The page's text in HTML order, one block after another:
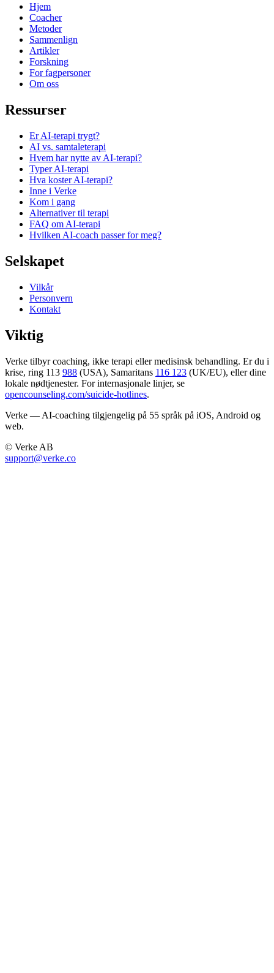
Hjem
Coacher
Metoder
Sammenlign
Artikler
Forskning
For fagpersoner
Om oss
Ressurser
Er AI-terapi trygt?
AI vs. samtaleterapi
Hvem har nytte av AI-terapi?
Typer AI-terapi
Hva koster AI-terapi?
Inne i Verke
Kom i gang
Alternativer til terapi
FAQ om AI-terapi
Hvilken AI-coach passer for meg?
Selskapet
Vilkår
Personvern
Kontakt
Viktig
Verke tilbyr coaching, ikke terapi eller medisinsk behandling. Er du i
krise, ring 113 988 (USA), Samaritans 116 123 (UK/EU), eller dine
lokale nødtjenester. For internasjonale linjer, se
opencounseling.com/suicide-hotlines.
Verke — AI-coaching tilgjengelig på 55 språk på iOS, Android og
web.
© Verke AB
support@verke.co